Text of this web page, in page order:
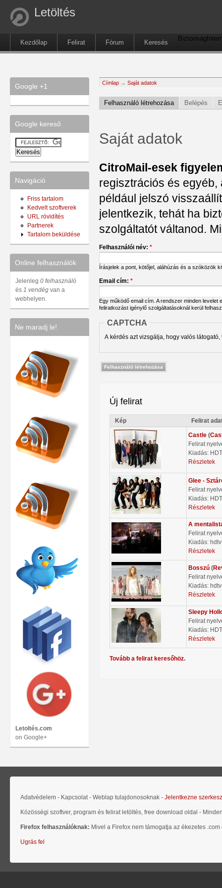
Letöltés
Kezdőlap Felirat Fórum Keresés
Biztonság
Google +1
Google kereső
Navigáció
Friss tartalom
Kedvelt szoftverek
URL rövidítés
Partnerek
Tartalom beküldése
Online felhasználók
Jelenleg 0 felhasználó
és 1 vendég van a
webhelyen.
Ne maradj le!
Letoltés.com
on Google+
Címlap → Saját adatok
Felhasználó létrehozása Belépés
Saját adatok
CitroMail-esek
regisztrációs és
például jelszó
jelentkezik, tehát ha
szolgáltatót váltanod.
Felhasználói név: *
Írásjelek a pont, kötőjel, aláhúzás és a szóközök
Email cím: *
Egy működő email cím. A rendszer minden
feliratkozást igénylő szolgáltatásoknál kerül
CAPTCHA
A kérdés azt vizsgálja, hogy valós
Új felirat
Kép Felirat
Castle (
Felirat
Kiadás:
Részletek
Glee -
Felirat
Kiadás:
Részletek
A
Felirat
Kiadás:
Részletek
Bosszú (
Felirat
Kiadás:
Részletek
Sleepy
Felirat
Kiadás:
Részletek
Tovább a felirat keresőhöz.
Adatvédelem - Kapcsolat - Weblap tulajdonosoknak - Jelentkezne
Közösségi szoftver, program és felirat letöltés, free download oldal -
Firefox felhasználóknak: Mivel a Firefox nem támogatja az ékezetes
Ugrás fel